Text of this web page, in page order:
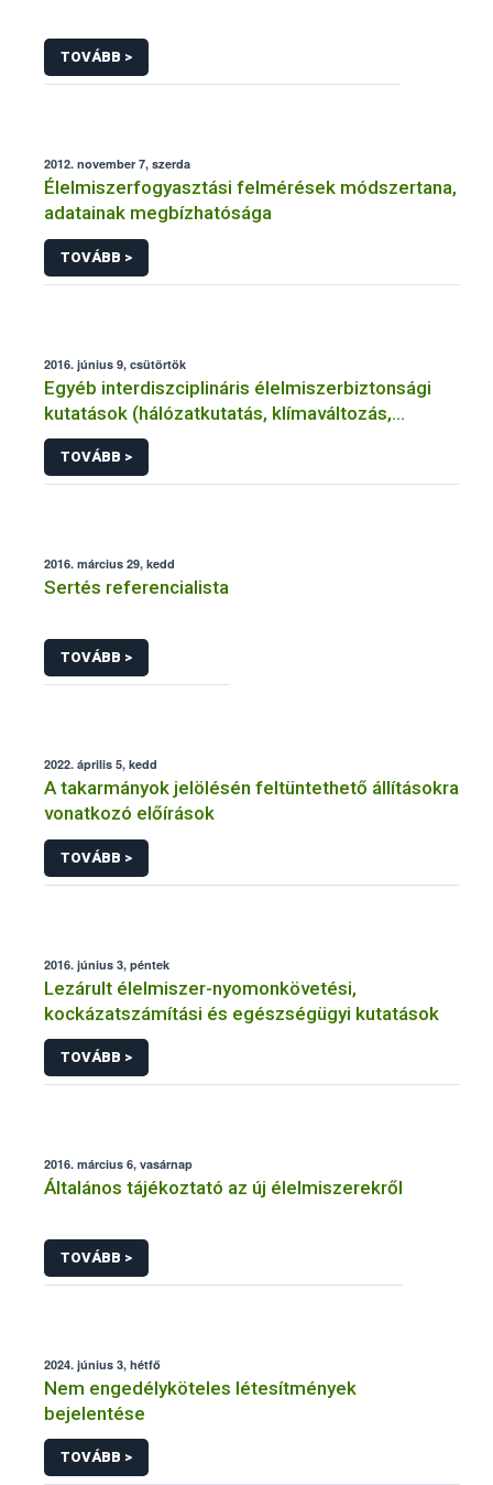
TOVÁBB >
2012. november 7, szerda
Élelmiszerfogyasztási felmérések módszertana,
adatainak megbízhatósága
TOVÁBB >
2016. június 9, csütörtök
Egyéb interdiszciplináris élelmiszerbiztonsági
kutatások (hálózatkutatás, klímaváltozás,
járványtan) referencialistája
TOVÁBB >
2016. március 29, kedd
Sertés referencialista
TOVÁBB >
2022. április 5, kedd
A takarmányok jelölésén feltüntethető állításokra
vonatkozó előírások
TOVÁBB >
2016. június 3, péntek
Lezárult élelmiszer-nyomonkövetési,
kockázatszámítási és egészségügyi kutatások
TOVÁBB >
2016. március 6, vasárnap
Általános tájékoztató az új élelmiszerekről
TOVÁBB >
2024. június 3, hétfő
Nem engedélyköteles létesítmények
bejelentése
TOVÁBB >